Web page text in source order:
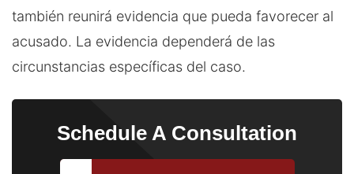
también reunirá evidencia que pueda favorecer al
acusado. La evidencia dependerá de las
circunstancias específicas del caso.
Schedule A Consultation